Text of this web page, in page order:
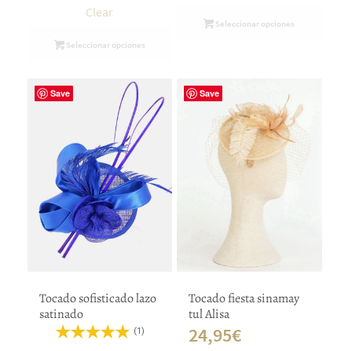
Clear
Seleccionar opciones
Seleccionar opciones
Save
Tocado sofisticado lazo
satinado
(1)
Save
Tocado fiesta sinamay
tul Alisa
24,95€